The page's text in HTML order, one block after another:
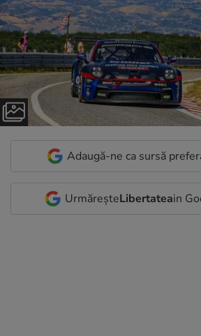
Adaugă-ne ca sursă
UrmăreșteLibertateain